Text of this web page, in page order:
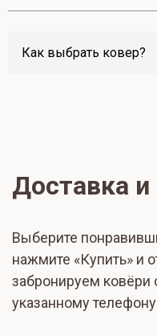
Как выбрать ковер?
Доставка и
Выберите
нажмите «Купить» и
забронируем
указанному